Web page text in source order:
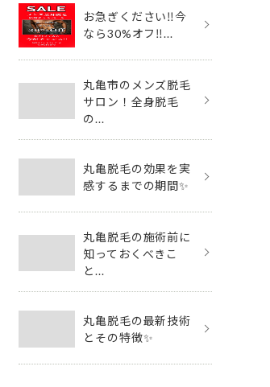
お急ぎください‼️今
なら30%オフ‼...
丸亀市のメンズ脱毛
サロン！全身脱毛
の...
丸亀脱毛の効果を実
感するまでの期間✨
丸亀脱毛の施術前に
知っておくべきこ
と...
丸亀脱毛の最新技術
とその特徴✨